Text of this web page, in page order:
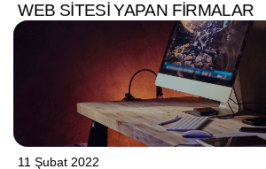
WEB SITESI YAPAN FIRMALAR
11 Şubat 2022